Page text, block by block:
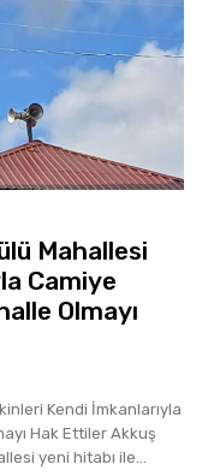
Mahallesi
Camiye
Olmayı
Kendi İmkanlarıyla
Hak Ettiler Akkuş
yeni hitabı ile...